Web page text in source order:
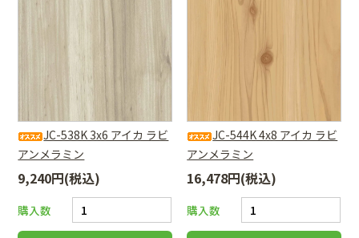
JC-538K 3x6 アイカ ラビ
アンメラミン
9,240円(税込)
購入数
JC-544K 4x8 アイカ ラビ
アンメラミン
16,478円(税込)
購入数